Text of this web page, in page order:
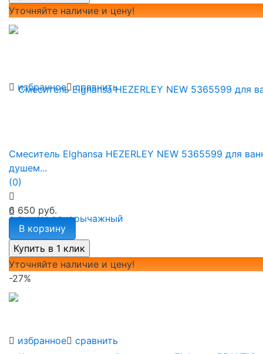
избранное сравнить
Уточняйте наличие и цену!
избранное сравнить
Смеситель Elghansa HEZERLEY NEW 5365599 для
душем...
(0)
6 650 руб.
В корзину
Уточняйте наличие и цену!
-27%